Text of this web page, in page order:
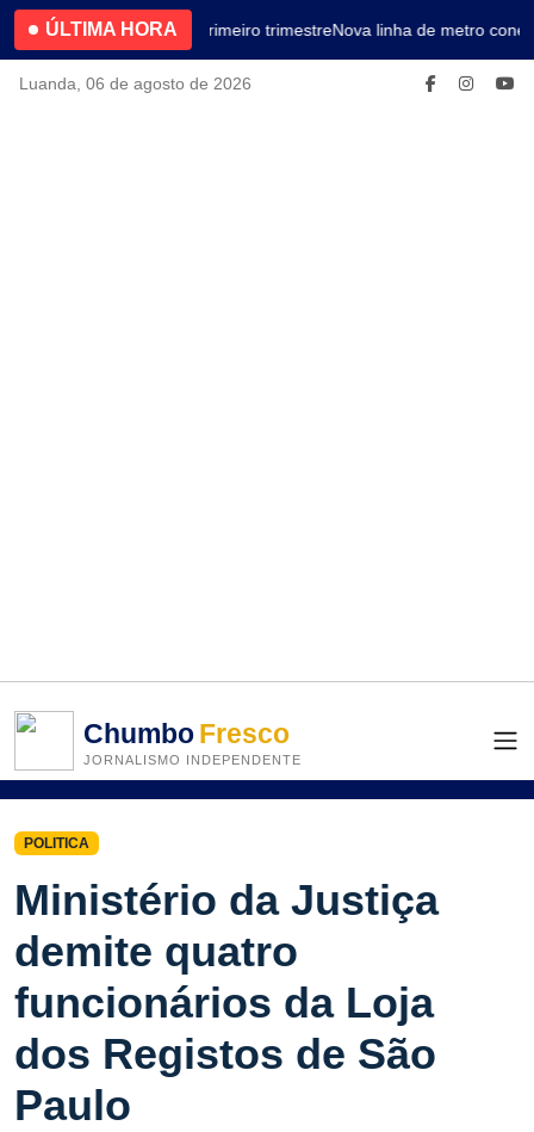
ÚLTIMA HORA4.2% no primeiro trimestreNova linha de metro
Luanda, 06 de agosto de 2026
ChumboFresco
JORNALISMO INDEPENDENTE
POLITICA
Ministério da Justiça
demite quatro
funcionários da Loja
dos Registos de São
Paulo